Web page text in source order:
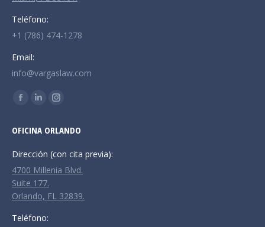
Teléfono:
+1 (786) 474-1278
Email:
info@vargaslaw.com
Encuéntranos en:
Facebook
opens
in
new
window
Linkedin
opens
in
new
window
Instagram
opens
in
new
OFICINA ORLANDO
Dirección (con cita previa):
4700 Millenia Blvd.
Suite 177.
Orlando, FL 32839.
Teléfono: